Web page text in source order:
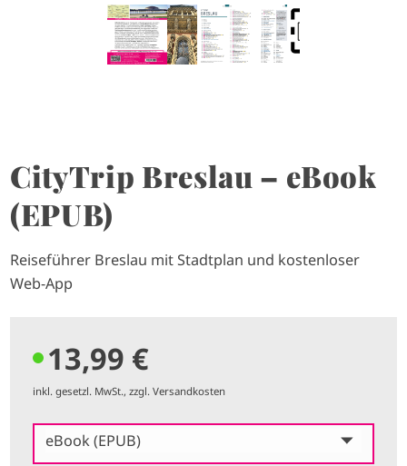
CityTrip Breslau – eBook
(EPUB)
Reiseführer Breslau mit Stadtplan und kostenloser
Web-App
13,99 €
inkl. gesetzl. MwSt., zzgl. Versandkosten
eBook (EPUB)